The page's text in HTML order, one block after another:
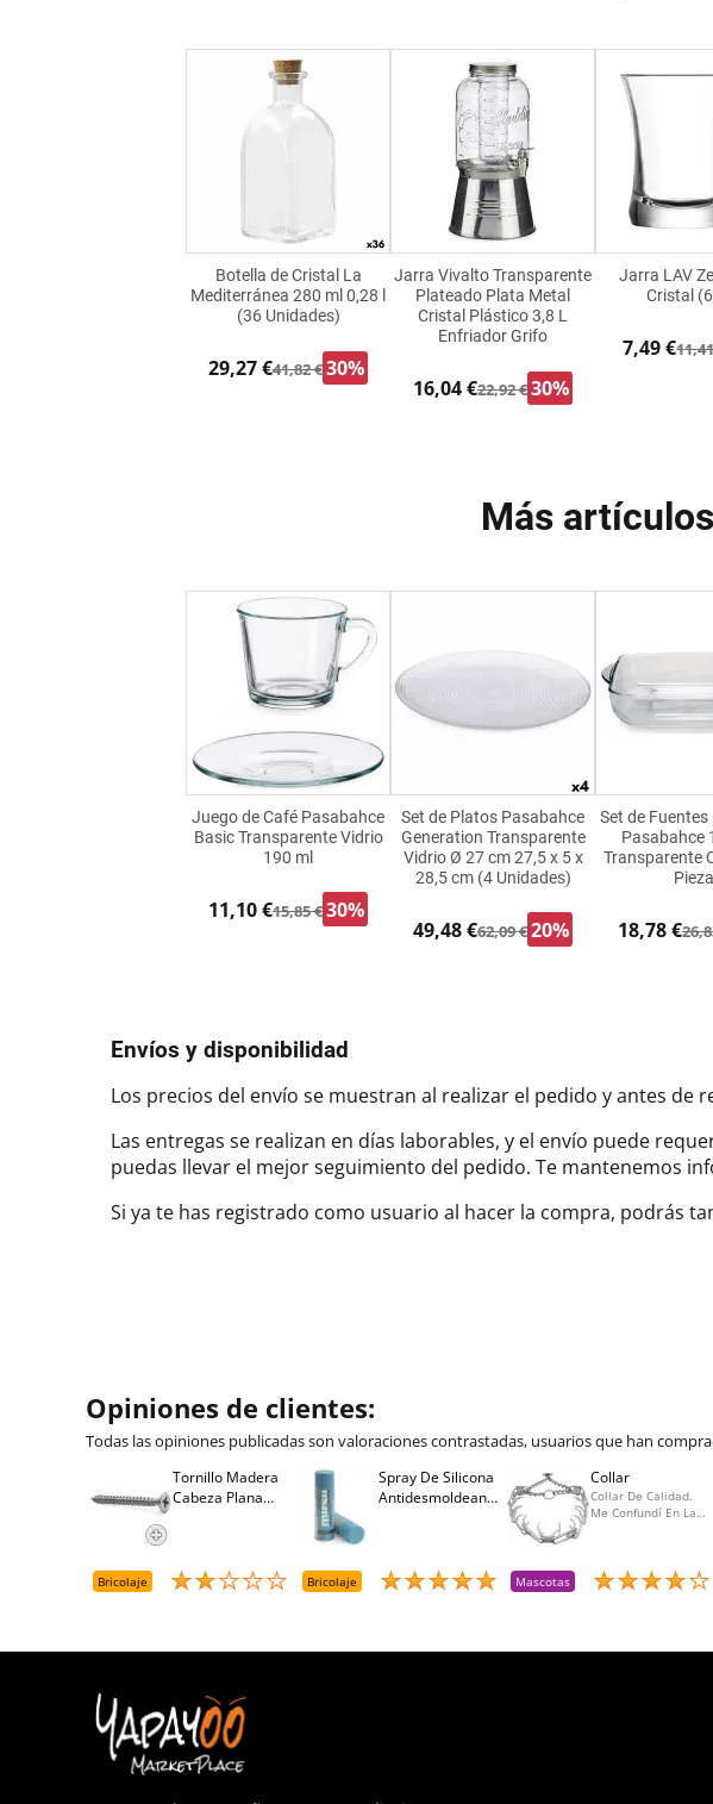
Botella de Cristal La
Mediterránea 280 ml 0,28 l
(36 Unidades)
29,27 €41,82 €30%
Jarra Vivalto Transparente
Plateado Plata Metal
Cristal Plástico 3,8 L
Enfriador Grifo
16,04 €22,92 €30%
Jarra LAV
Cristal
7,49 €
Más
Juego de Café Pasabahce
Basic Transparente Vidrio
190 ml
11,10 €15,85 €30%
Set de Platos Pasabahce
Generation Transparente
Vidrio Ø 27 cm 27,5 x 5 x
28,5 cm (4 Unidades)
49,48 €62,09 €20%
Set de
Pasabahce
Transparente
18,78 €
Envíos y disponibilidad
Los precios del envío se muestran al realizar el pedido y antes de
Las entregas se realizan en días laborables, y el envío puede
puedas llevar el mejor seguimiento del pedido. Te mantenemos
Si ya te has registrado como usuario al hacer la compra, podrás
Opiniones de clientes:
Todas las opiniones publicadas son valoraciones contrastadas, usuarios que han
Tornillo Madera
Cabeza Plana
Bricolaje
Spray De Silicona
Antidesmoldeante
Bricolaje
Collar
Collar De Calidad.
Me Confundí En La
Devolución Y Lo
Reemplacé Por La
Mascotas